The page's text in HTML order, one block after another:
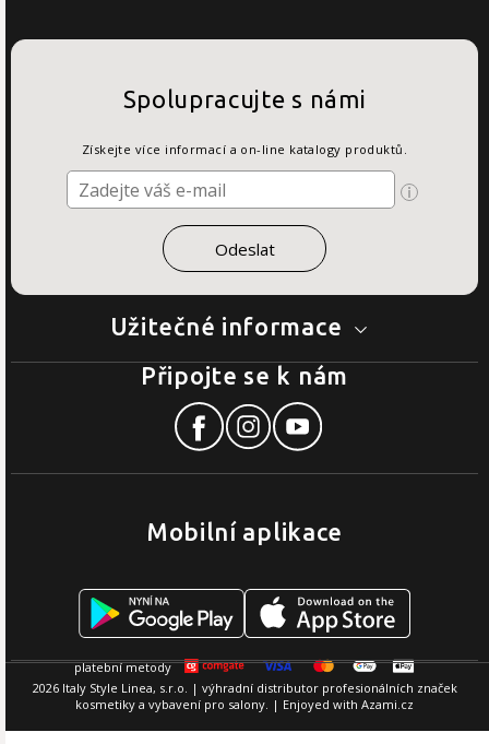
Užitečné informace
Spolupracujte s námi
Získejte více informací a on-line katalogy produktů.
Mobilní aplikace
Připojte se k nám
2026 Italy Style Linea, s.r.o. | výhradní distributor profesionálních značek
kosmetiky a vybavení pro salony. | Enjoyed with Azami.cz